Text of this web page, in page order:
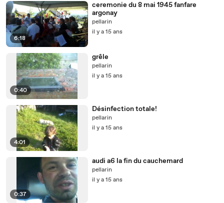
6:18
ceremonie du 8 mai 1945 fanfare
argonay
pellarin
il y a 15 ans
0:40
grêle
pellarin
il y a 15 ans
4:01
Désinfection totale!
pellarin
il y a 15 ans
0:37
audi a6 la fin du cauchemard
pellarin
il y a 15 ans